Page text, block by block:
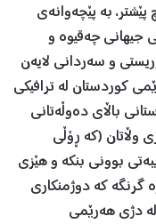
بە پێچەوانەی
جیهانی چەقیوە و
و سەردانی لایەن
کوردستان لە ترافیکی
باڵای دەوڵەتانی
وڵاتان (که ڕۆڵی
بوونی بنکە و هێزی
گرنگە که دوژمنکاری
دژی هەرێمی